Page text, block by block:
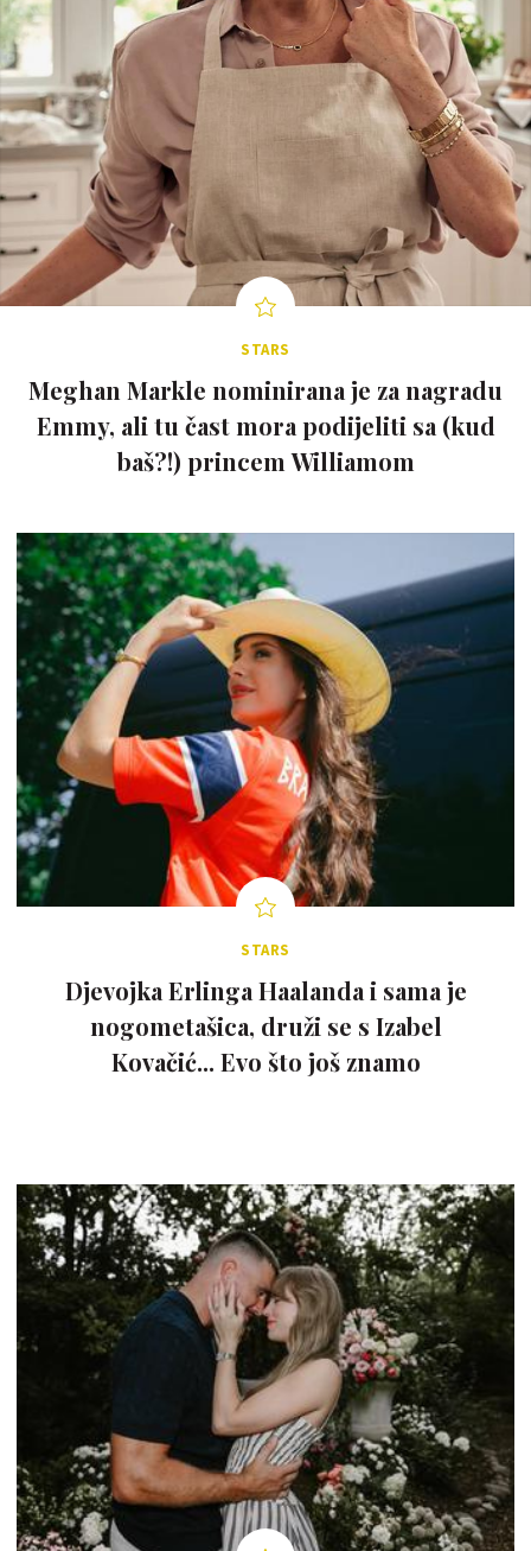
STARS
Meghan Markle nominirana je za nagradu
Emmy, ali tu čast mora podijeliti sa (kud
baš?!) princem Williamom
STARS
Djevojka Erlinga Haalanda i sama je
nogometašica, druži se s Izabel
Kovačić... Evo što još znamo